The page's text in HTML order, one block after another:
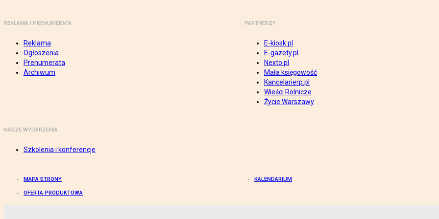
REKLAMA I PRENUMERATA
Reklama
Ogłoszenia
Prenumerata
Archiwum
PARTNERZY
E-kiosk.pl
E-gazety.pl
Nexto.pl
Mała księgowość
Kancelarierp.pl
Wieści Rolnicze
Życie Warszawy
NASZE WYDARZENIA
Szkolenia i konferencje
MAPA STRONY KALENDARIUM
OFERTA PRODUKTOWA